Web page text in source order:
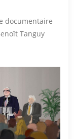
documentaire
Tanguy